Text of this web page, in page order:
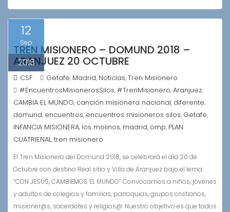
12
Sep
2018
TREN MISIONERO – DOMUND 2018 –
ARANJUEZ 20 OCTUBRE
CSF Getafe, Madrid, Noticias,Tren Misionero
#EncuentrosMisionerosSilos,#TrenMisionero,Aranjuez,
CAMBIA EL MUNDO, canción misionera nacional, diferente,
domund, encuentros, encuentros misioneros silos, Getafe,
INFANCIA MISIONERA, los molinos, madrid, omp, PLAN
CUATRIENAL,tren misionero
El Tren Misionero del Domund 2018, se celebrará el día 20 de
Octubre con destino Real sitio y Villa de Aranjuez bajo el lema:
“CON JESÚS, CAMBIEMOS EL MUNDO” Convocamos a niños, jóvenes
y adultos de colegios y familias, parroquias, grupos cristianos,
misioner@s, sacerdotes y religios@. Nuestro objetivo es que todos